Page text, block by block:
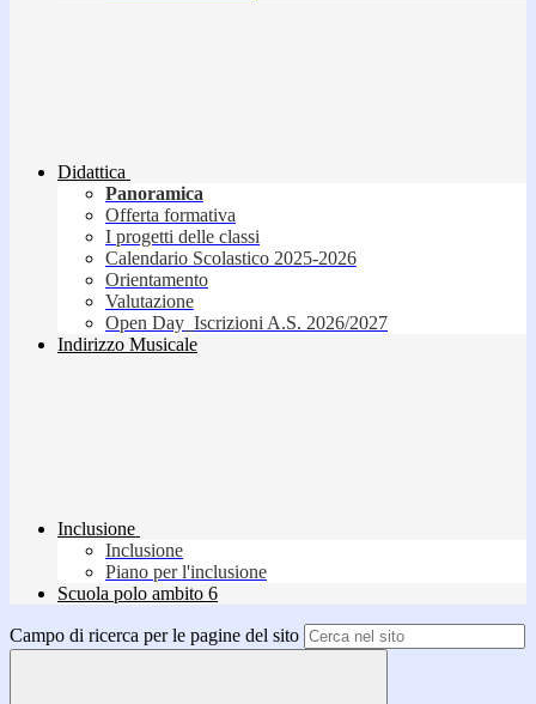
Didattica
Panoramica
Offerta formativa
I progetti delle classi
Calendario Scolastico 2025-2026
Orientamento
Valutazione
Open Day_Iscrizioni A.S. 2026/2027
Indirizzo Musicale
Inclusione
Inclusione
Piano per l'inclusione
Scuola polo ambito 6
Campo di ricerca per le pagine del sito